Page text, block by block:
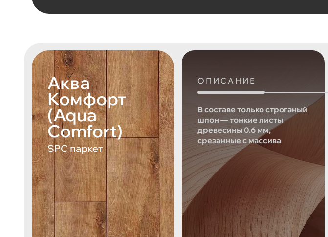
Аква
Комфорт
(Aqua
Comfort)
SPC паркет
ОПИСАНИЕ
В составе только строганый
шпон — тонкие листы
древесины 0.6 мм,
срезанные с массива